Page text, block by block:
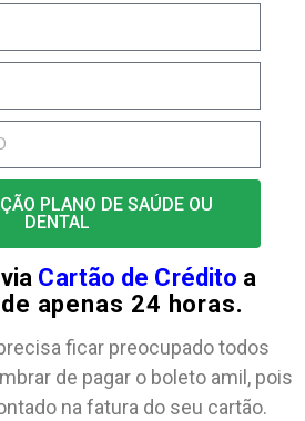
PLANO DE SAÚDE OU
DENTAL
Cartão de Crédito a
apenas 24 horas.
ficar preocupado todos
de pagar o boleto amil, pois
na fatura do seu cartão.